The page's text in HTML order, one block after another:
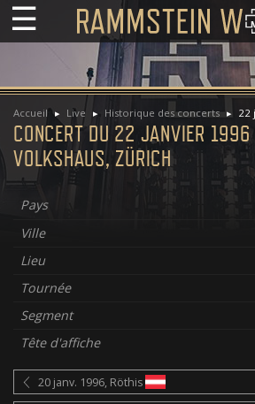
☰
Accueil Live Historique des concerts 22
CONCERT DU 22 JANVIER 1996
VOLKSHAUS, ZÜRICH
Pays
Ville
Lieu
Tournée
Segment
Tête d'affiche
20 janv. 1996, Röthis